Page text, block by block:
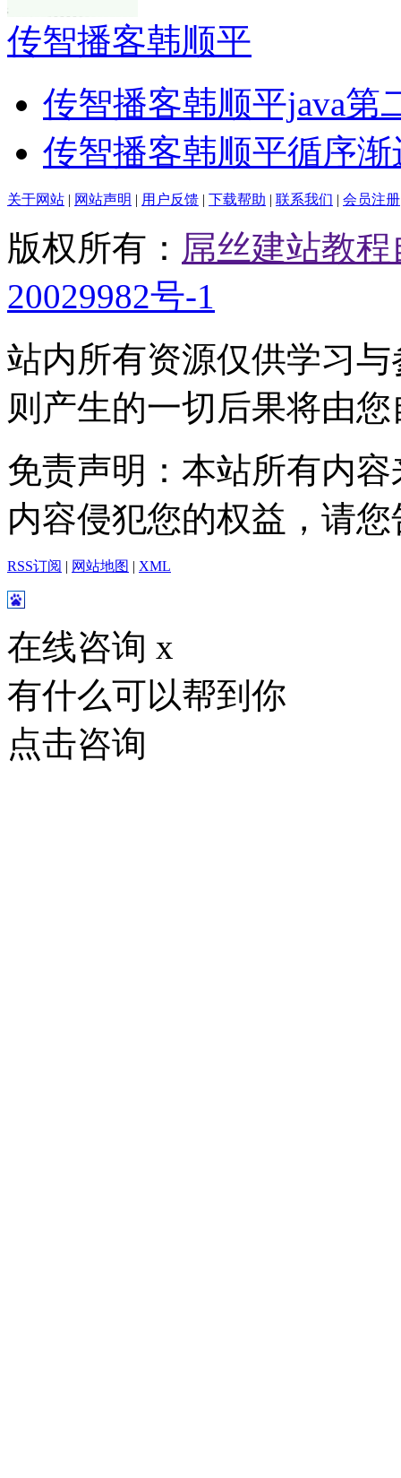
传智播客韩顺平
传智播客韩顺平java第
传智播客韩顺平循序渐
关于网站 | 网站声明 | 用户反馈 | 下载帮助 | 联系我们 | 会员注册
版权所有： 屌丝建站教
20029982号-1
站内所有资源仅供学习
则产生的一切后果将由
免责声明：本站所有内
内容侵犯您的权益，请
RSS订阅 | 网站地图 | XML
在线咨询 x
有什么可以帮到你
点击咨询